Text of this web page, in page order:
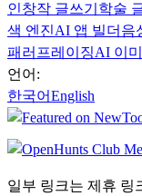
인창작 글쓰기 학술
색 엔진AI 앱 빌더 음
패러프레이징AI 이
언어:
한국어English
일부 링크는 제휴 링